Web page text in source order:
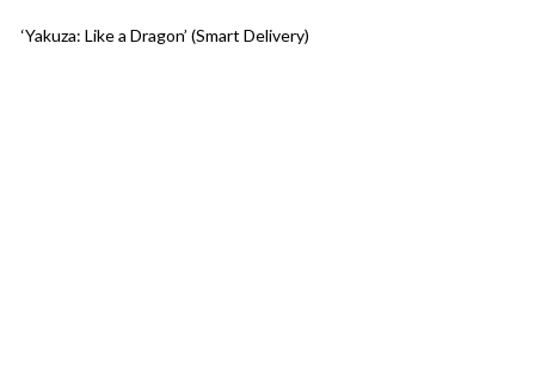
‘Yakuza: Like a Dragon’ (Smart Delivery)